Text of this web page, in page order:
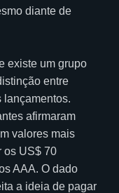
diante de
existe um grupo
entre
lançamentos.
afirmaram
valores mais
os US$ 70
AAA. O dado
a ideia de pagar